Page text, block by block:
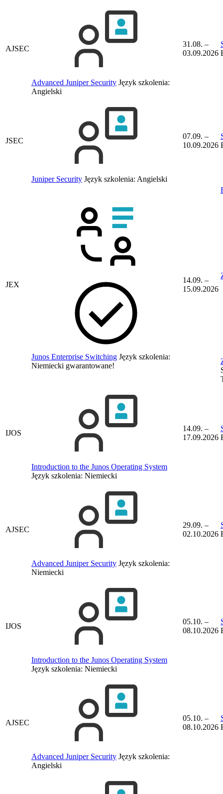
AJSEC
Advanced Juniper Security Język szkolenia:
Angielski
31.08. –
03.09.2026
JSEC
Juniper Security Język szkolenia: Angielski
07.09. –
10.09.2026
JEX
Junos Enterprise Switching Język szkolenia:
Niemiecki gwarantowane!
14.09. –
15.09.2026
IJOS
Introduction to the Junos Operating System
Język szkolenia: Niemiecki
14.09. –
17.09.2026
AJSEC
Advanced Juniper Security Język szkolenia:
Niemiecki
29.09. –
02.10.2026
IJOS
Introduction to the Junos Operating System
Język szkolenia: Niemiecki
05.10. –
08.10.2026
AJSEC
Advanced Juniper Security Język szkolenia:
Angielski
05.10. –
08.10.2026